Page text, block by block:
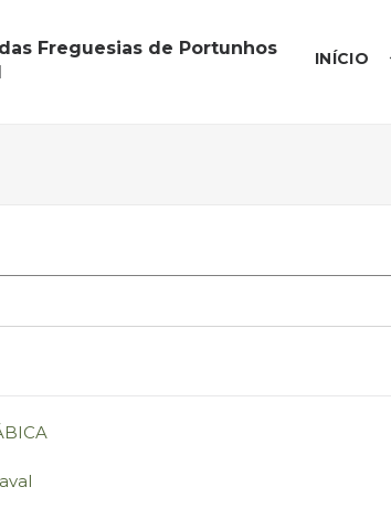
Freguesias de Portunhos
INÍCIO